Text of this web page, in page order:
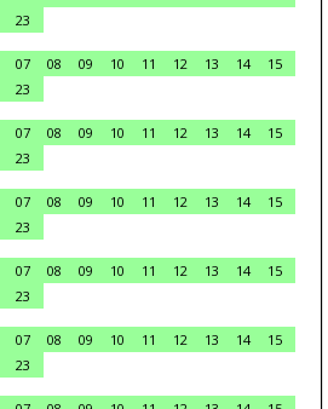
23
07 08 09 10 11 12 13 14
15
23
07 08 09 10 11 12 13 14
15
23
07 08 09 10 11 12 13 14
15
23
07 08 09 10 11 12 13 14
15
23
07 08 09 10 11 12 13 14
15
23